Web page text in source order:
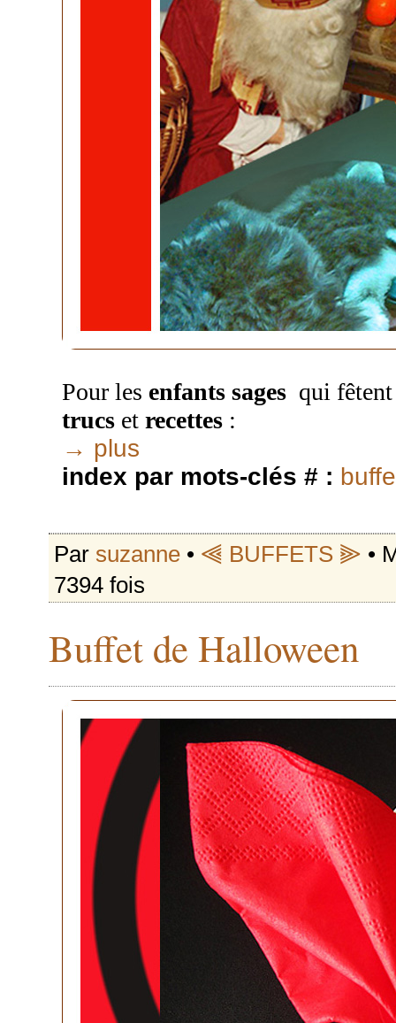
Pour les enfants sages qui
trucs et recettes :
→ plus
index par mots-clés # :
Par suzanne • ⫷ BUFFETS ⫸ •
7394 fois
Buffet de Halloween